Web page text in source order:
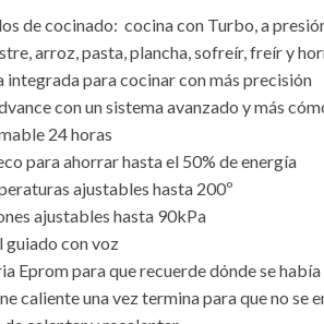
de cocinado: cocina con Turbo, a
arroz, pasta, plancha, sofreír, freír y
integrada para cocinar con más precisión
con un sistema avanzado y más
24 horas
para ahorrar hasta el 50% de energía
ajustables hasta 200º
ajustables hasta 90kPa
guiado con voz
Eprom para que recuerde dónde se había
caliente una vez termina para que no se